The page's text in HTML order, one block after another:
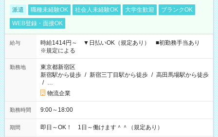
派遣 職種未経験OK 社会人未経験OK 大学生歓迎
ブランクOK
WEB登録・面接OK
給与
時給1414円～ ▼日払いOK（規定あり） ■初勤務手当あり
※規定による
勤務地
東京都新宿区
新宿駅から徒歩 / 新宿三丁目駅から徒歩 / 高田馬場駅から徒歩
/ …
物流企業
勤務時間 9:00～18:00
期間 即日～OK！ 1日～働けます＾＾（規定あり）